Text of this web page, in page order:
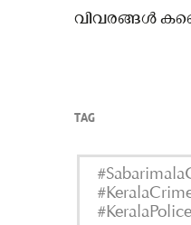
വിവരങ്ങൾ
TAG
#KeralaPolice